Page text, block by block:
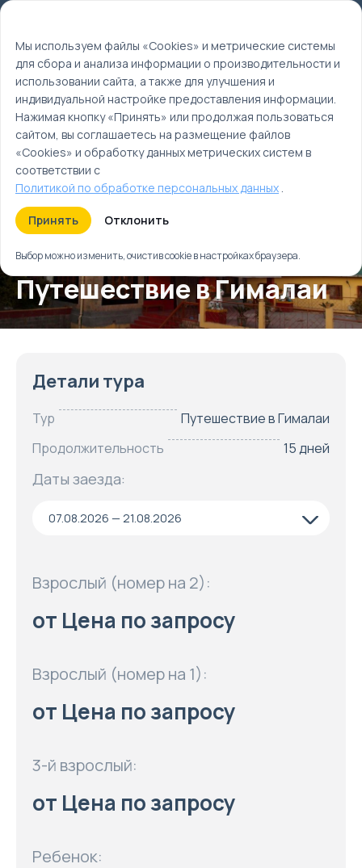
Главная
Туры
Путешествие в Гималаи
Путешествие в Гималаи
Детали тура
Тур
Путешествие в Гималаи
Продолжительность
15 дней
Даты заезда:
07.08.2026 — 21.08.2026
Взрослый (номер на 2):
от Цена по запросу
Взрослый (номер на 1):
от Цена по запросу
3-й взрослый:
от Цена по запросу
Ребенок:
Мы используем файлы «Cookies» и метрические системы
для сбора и анализа информации о производительности и
использовании сайта, а также для улучшения и
индивидуальной настройке предоставления информации.
Нажимая кнопку «Принять» или продолжая пользоваться
сайтом, вы соглашаетесь на размещение файлов
«Cookies» и обработку данных метрических систем в
соответствии с
Политикой по обработке персональных данных.
Принять Отклонить
Выбор можно изменить, очистив cookie в настройках браузера.